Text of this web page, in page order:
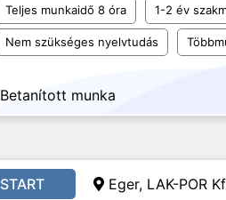
Teljes munkaidő 8 óra 1-2 év
Nem szükséges nyelvtudás
Betanított munka
START Eger, LAK-POR